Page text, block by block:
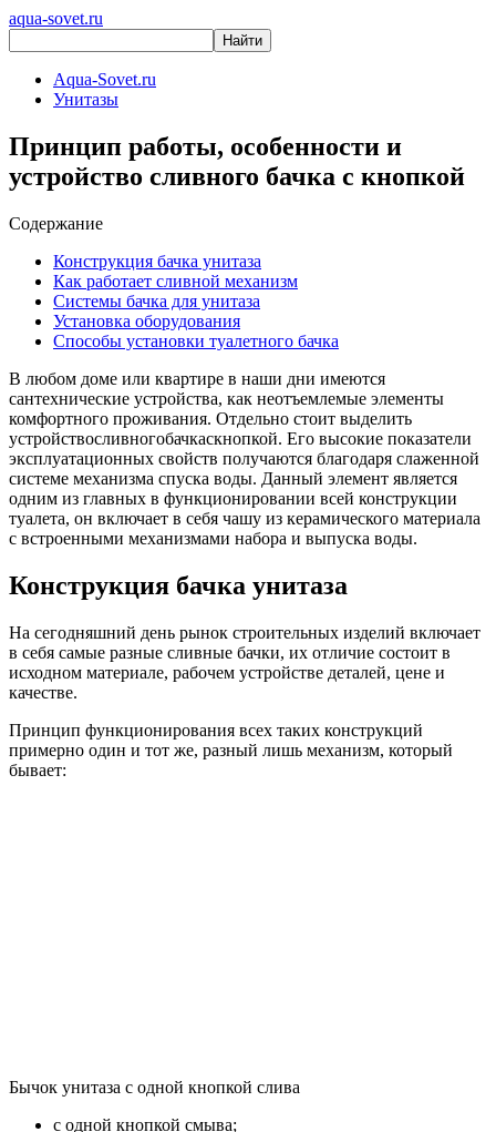
aqua-sovet.ru
Aqua-Sovet.ru
Унитазы
Принцип работы, особенности и
устройство сливного бачка с кнопкой
Содержание
Конструкция бачка унитаза
Как работает сливной механизм
Системы бачка для унитаза
Установка оборудования
Способы установки туалетного бачка
В любом доме или квартире в наши дни имеются
сантехнические устройства, как неотъемлемые элементы
комфортного проживания. Отдельно стоит выделить
устройствосливногобачкаскнопкой. Его высокие показатели
эксплуатационных свойств получаются благодаря слаженной
системе механизма спуска воды. Данный элемент является
одним из главных в функционировании всей конструкции
туалета, он включает в себя чашу из керамического материала
с встроенными механизмами набора и выпуска воды.
Конструкция бачка унитаза
На сегодняшний день рынок строительных изделий включает
в себя самые разные сливные бачки, их отличие состоит в
исходном материале, рабочем устройстве деталей, цене и
качестве.
Принцип функционирования всех таких конструкций
примерно один и тот же, разный лишь механизм, который
бывает:
Бычок унитаза с одной кнопкой слива
с одной кнопкой смыва;